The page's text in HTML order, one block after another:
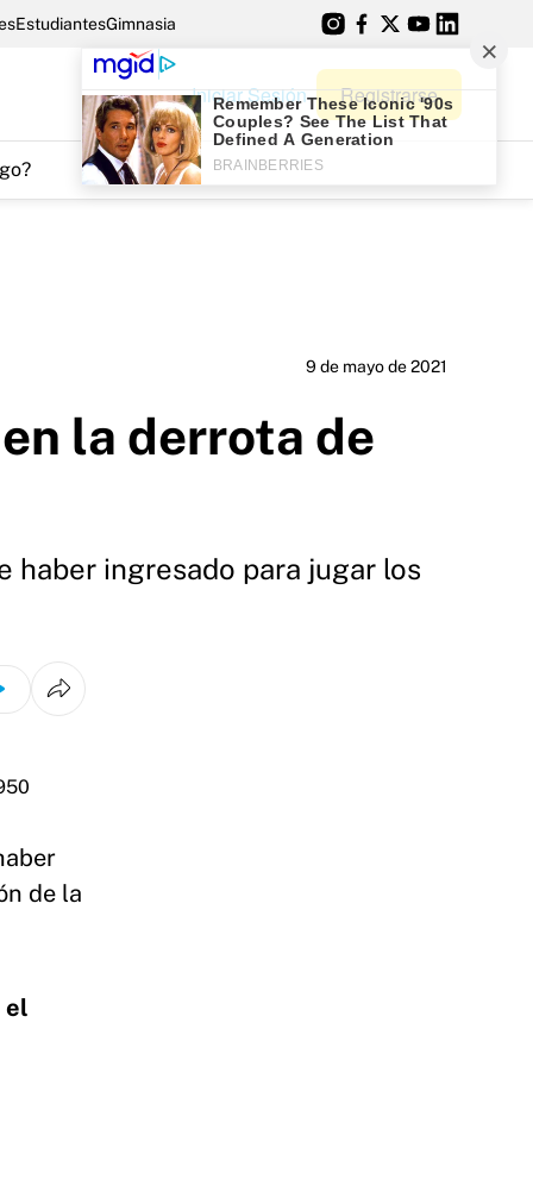
EstudiantesGimnasia
Iniciar Sesión Registrarse
9 de mayo de 2021
la derrota de
haber ingresado para jugar los
de la
el